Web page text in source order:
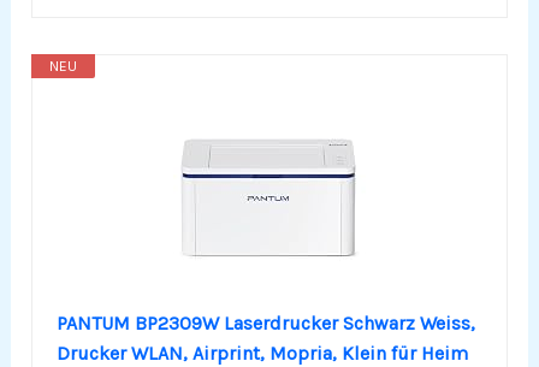
NEU
PANTUM BP2309W Laserdrucker Schwarz Weiss,
Drucker WLAN, Airprint, Mopria, Klein für Heim